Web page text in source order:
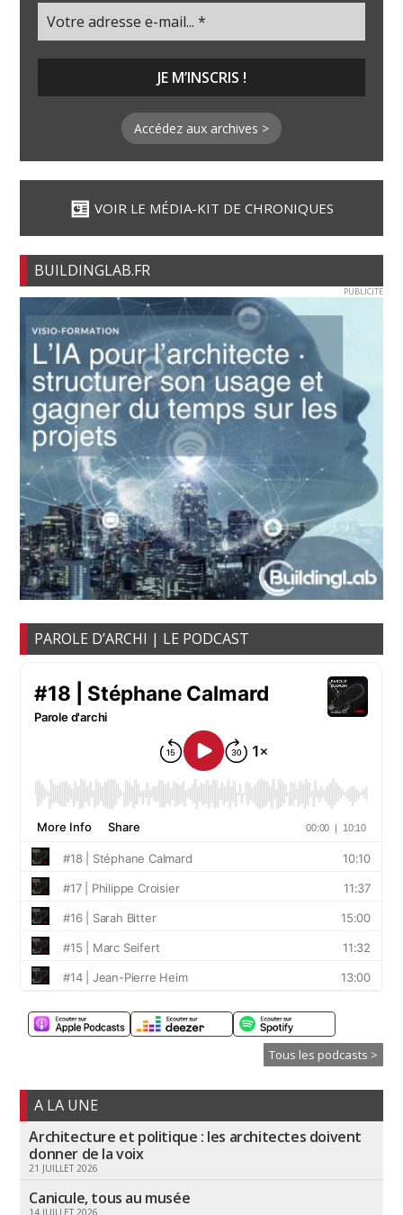
Accédez aux archives >
VOIR LE MÉDIA-KIT DE CHRONIQUES
BUILDINGLAB.FR
PUBLICITE
PAROLE D’ARCHI | LE PODCAST
Tous les podcasts >
A LA UNE
Architecture et politique : les architectes doivent
donner de la voix
21 JUILLET 2026
Canicule, tous au musée